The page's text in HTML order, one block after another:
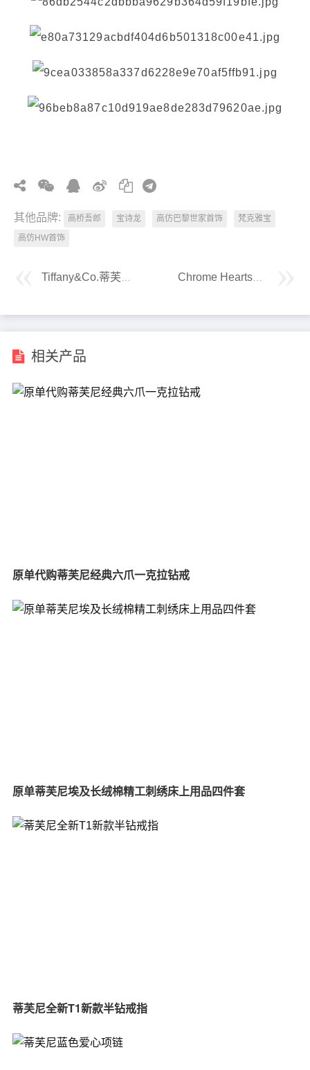
其他品牌: 高桥吾郎 宝诗龙 高仿巴黎世家首饰
梵克雅宝
高仿HW首饰
Chrome Hearts克罗心经典摇滚风格男女通用复古戒指
相关产品
原单代购蒂芙尼经典六爪一克拉钻戒
原单蒂芙尼埃及长绒棉精工刺绣床上用品四件套
蒂芙尼全新T1新款半钻戒指